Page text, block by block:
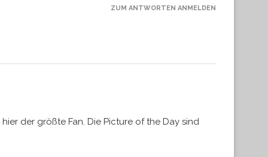
ZUM ANTWORTEN ANMELDEN
der größte Fan. Die Picture of the Day sind